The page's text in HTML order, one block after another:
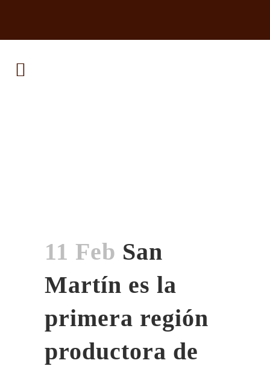
11 Feb San
Martín es la
primera región
productora de